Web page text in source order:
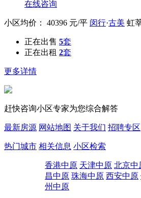
在线咨询
小区均价： 40396 元/平 闵行·古美 虹
正在出售 5套
正在出租 2套
更多详情
赶快咨询小区专家为您综合解答
最新房源 网站地图 关于我们 招聘专区
热门城市 相关信息 小区检索
香港中原 天津中原 北京中
昌中原 珠海中原 西安中原
州中原